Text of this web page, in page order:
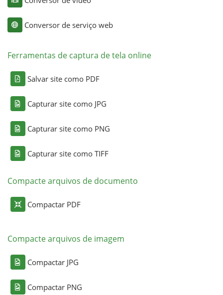
Conversor de serviço web
Ferramentas de captura de tela online
Salvar site como PDF
Capturar site como JPG
Capturar site como PNG
Capturar site como TIFF
Compacte arquivos de documento
Compactar PDF
Compacte arquivos de imagem
Compactar JPG
Compactar PNG